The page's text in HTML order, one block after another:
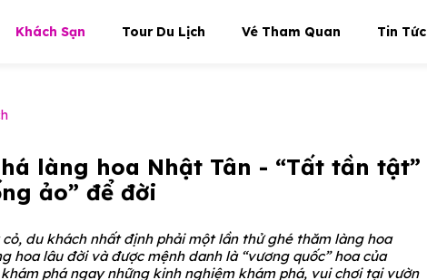
Khách Sạn Tour Du Lịch Vé Tham Quan Tin Tức
làng hoa Nhật Tân - “Tất tần tật”
ảo” để đời
du khách nhất định phải một lần thử ghé thăm làng hoa
hoa lâu đời và được mệnh danh là “vương quốc” hoa của
phá ngay những kinh nghiệm khám phá, vui chơi tại vườn